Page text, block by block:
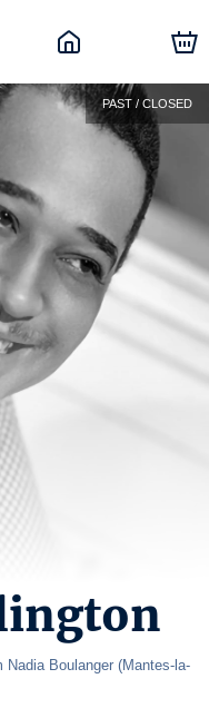
PAST / CLOSED
Nadia Boulanger (Mantes-la-